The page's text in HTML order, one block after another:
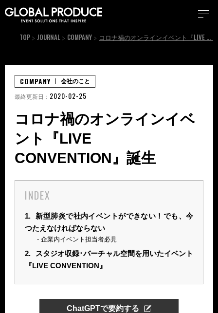
TOP JOURNAL COMPANY コロナ禍のオンラインイベント『LIVE CONVENTION』誕⽣
コロナ禍のオンラインイベ
ント『LIVE
CONVENTION』誕⽣
INDEX
1.
新型肺炎で社内イベントができない！でも、今
つたえなければならない
企業内イベント担当者必⾒
2.
スタジオ収録･バーチャル空間を用いたイベント
『LIVE CONVENTION』
ChatGPTで要約する
COMPANY 会社のこと
最終更新日： 2020-02-25